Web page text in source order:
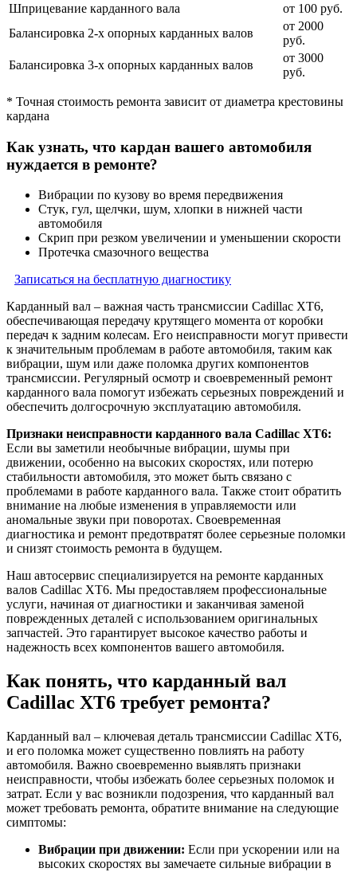
Шприцевание карданного вала
от 100 руб.
Балансировка 2-х опорных карданных валов
от 2000
руб.
Балансировка 3-х опорных карданных валов
от 3000
руб.
* Точная стоимость ремонта зависит от диаметра крестовины
кардана
Как узнать, что кардан вашего автомобиля
нуждается в ремонте?
Вибрации по кузову во время передвижения
Стук, гул, щелчки, шум, хлопки в нижней части
автомобиля
Скрип при резком увеличении и уменьшении скорости
Протечка смазочного вещества
Записаться на бесплатную диагностику
Карданный вал – важная часть трансмиссии Cadillac XT6,
обеспечивающая передачу крутящего момента от коробки
передач к задним колесам. Его неисправности могут привести
к значительным проблемам в работе автомобиля, таким как
вибрации, шум или даже поломка других компонентов
трансмиссии. Регулярный осмотр и своевременный ремонт
карданного вала помогут избежать серьезных повреждений и
обеспечить долгосрочную эксплуатацию автомобиля.
Признаки неисправности карданного вала Cadillac XT6:
Если вы заметили необычные вибрации, шумы при
движении, особенно на высоких скоростях, или потерю
стабильности автомобиля, это может быть связано с
проблемами в работе карданного вала. Также стоит обратить
внимание на любые изменения в управляемости или
аномальные звуки при поворотах. Своевременная
диагностика и ремонт предотвратят более серьезные поломки
и снизят стоимость ремонта в будущем.
Наш автосервис специализируется на ремонте карданных
валов Cadillac XT6. Мы предоставляем профессиональные
услуги, начиная от диагностики и заканчивая заменой
поврежденных деталей с использованием оригинальных
запчастей. Это гарантирует высокое качество работы и
надежность всех компонентов вашего автомобиля.
Как понять, что карданный вал
Cadillac XT6 требует ремонта?
Карданный вал – ключевая деталь трансмиссии Cadillac XT6,
и его поломка может существенно повлиять на работу
автомобиля. Важно своевременно выявлять признаки
неисправности, чтобы избежать более серьезных поломок и
затрат. Если у вас возникли подозрения, что карданный вал
может требовать ремонта, обратите внимание на следующие
симптомы:
Вибрации при движении: Если при ускорении или на
высоких скоростях вы замечаете сильные вибрации в